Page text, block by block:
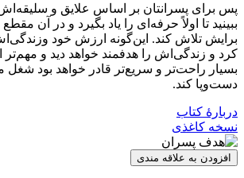
پس برای پسرانتان بر اساس علایق و سلیقه‌اش
ببینید تا اولاً حرفه‌ای را یاد بگیرد و در آن
برایش تلاش کند. این‌گونه ارزش خود
کرد و زندگی‌اش را هدفمند خواهد دید و مهم‌تر
بسیار راحت‌تر و سریع‌تر قادر خواهد بود
دست‌وپا کند.
دربارۀ کتاب
نسخه کاغذی
افزودن به علاقه مندی